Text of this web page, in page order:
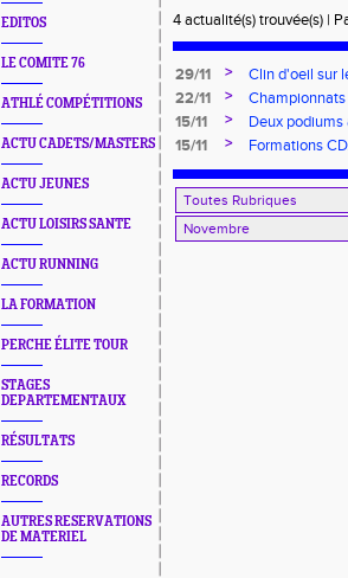
EDITOS
LE COMITE 76
ATHLÉ COMPÉTITIONS
ACTU CADETS/MASTERS
ACTU JEUNES
ACTU LOISIRS SANTE
ACTU RUNNING
LA FORMATION
PERCHE ÉLITE TOUR
STAGES
DEPARTEMENTAUX
RÉSULTATS
RECORDS
AUTRES RESERVATIONS
DE MATERIEL
4 actualité(s) trouvée(s) |
29/11 >
Clin d'oeil sur
22/11
>
15/11
>
Deux
15/11
> Formations